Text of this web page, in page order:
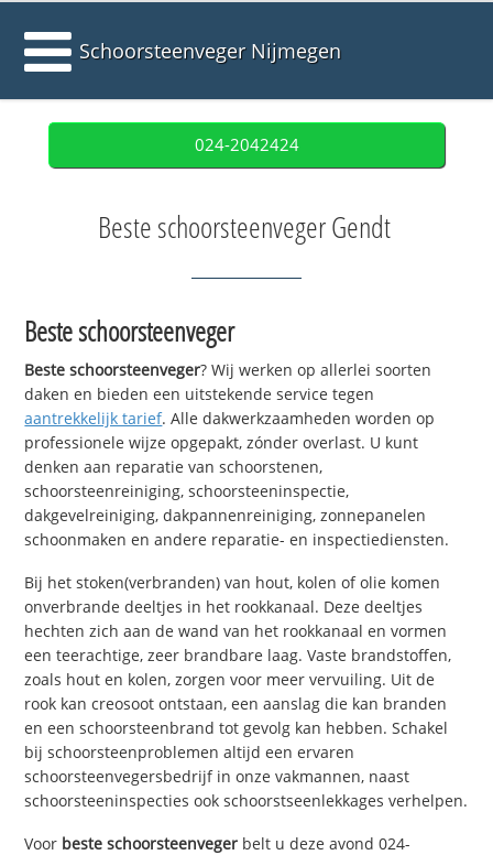
Schoorsteenveger Nijmegen
024-2042424
Beste schoorsteenveger Gendt
Beste schoorsteenveger
Beste schoorsteenveger? Wij werken op allerlei soorten
daken en bieden een uitstekende service tegen
aantrekkelijk tarief. Alle dakwerkzaamheden worden op
professionele wijze opgepakt, zónder overlast. U kunt
denken aan reparatie van schoorstenen,
schoorsteenreiniging, schoorsteeninspectie,
dakgevelreiniging, dakpannenreiniging, zonnepanelen
schoonmaken en andere reparatie- en inspectiediensten.
Bij het stoken(verbranden) van hout, kolen of olie komen
onverbrande deeltjes in het rookkanaal. Deze deeltjes
hechten zich aan de wand van het rookkanaal en vormen
een teerachtige, zeer brandbare laag. Vaste brandstoffen,
zoals hout en kolen, zorgen voor meer vervuiling. Uit de
rook kan creosoot ontstaan, een aanslag die kan branden
en een schoorsteenbrand tot gevolg kan hebben. Schakel
bij schoorsteenproblemen altijd een ervaren
schoorsteenvegersbedrijf in onze vakmannen, naast
schoorsteeninspecties ook schoorstseenlekkages verhelpen.
Voor beste schoorsteenveger belt u deze avond 024-